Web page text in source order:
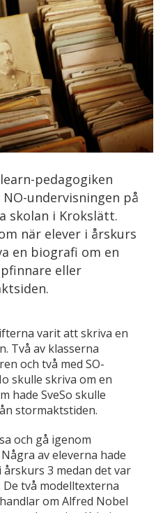
pedagogiken
undervisningen på
skolan i Krokslätt.
när elever i årskurs
en biografi om en
eller
varit att skriva en
Två av klasserna
och två med SO-
skulle skriva om en
hade SveSo skulle
stormaktstiden.
och gå igenom
av eleverna hade
3 medan det var
två modelltexterna
om Alfred Nobel